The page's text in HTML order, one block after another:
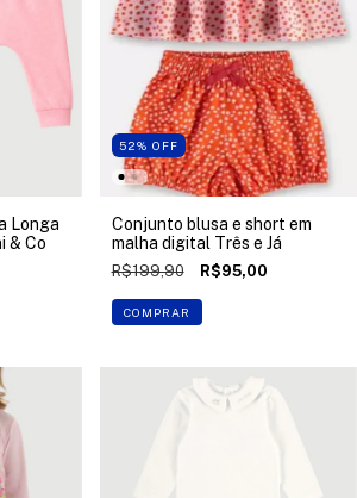
Longa
& Co
52% OFF
Conjunto blusa e short em
malha digital Três e Já
R$199,90 R$95,00
COMPRAR